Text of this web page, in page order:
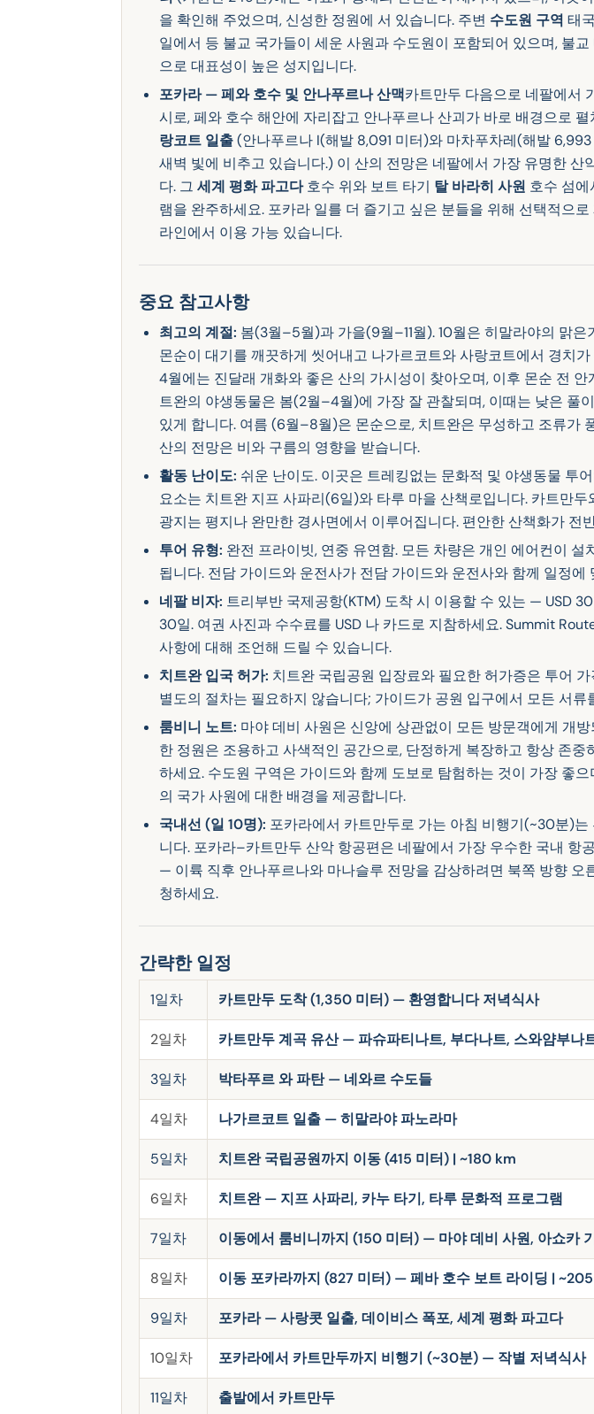
을 확인해 주었으며, 신성한 정원에 서 있습니다. 주변 수도원 구역 태
일에서 등 불교 국가들이 세운 사원과 수도원이 포함되어 있으며, 불
으로 대표성이 높은 성지입니다.
포카라 — 페와 호수 및 안나푸르나 산맥카트만두 다음으로 네팔에서
시로, 페와 호수 해안에 자리잡고 안나푸르나 산괴가 바로 배경으로 펼
랑코트 일출(안나푸르나 I(해발 8,091 미터)와 마차푸차레(해발
새벽 빛에 비추고 있습니다.) 이 산의 전망은 네팔에서 가장 유명한 산
다. 그 세계 평화 파고다호수 위와 보트 타기 탈 바라히 사원 호수 섬
램을 완주하세요. 포카라 일를 더 즐기고 싶은 분들을 위해 선택적으
라인에서 이용 가능 있습니다.
중요 참고사항
최고의 계절: 봄(3월–5월)과 가을(9월–11월). 10월은 히말라야의 맑은
몬순이 대기를 깨끗하게 씻어내고 나가르코트와 사랑코트에서 경치
4월에는 진달래 개화와 좋은 산의 가시성이 찾아오며, 이후 몬순 전 안
트완의 야생동물은 봄(2월–4월)에 가장 잘 관찰되며, 이때는 낮은 풀
있게 합니다. 여름 (6월–8월)은 몬순으로, 치트완은 무성하고 조류가
산의 전망은 비와 구름의 영향을 받습니다.
활동 난이도: 쉬운 난이도. 이곳은 트레킹없는 문화적 및 야생동물 투
요소는 치트완 지프 사파리(6일)와 타루 마을 산책로입니다. 카트만두
광지는 평지나 완만한 경사면에서 이루어집니다. 편안한 산책화가 전
투어 유형: 완전 프라이빗, 연중 유연함. 모든 차량은 개인 에어컨이 설
됩니다. 전담 가이드와 운전사가 전담 가이드와 운전사와 함께 일정에
네팔 비자: 트리부반 국제공항(KTM) 도착 시 이용할 수 있는 — USD
30일. 여권 사진과 수수료를 USD 나 카드로 지참하세요. Summit
사항에 대해 조언해 드릴 수 있습니다.
치트완 입국 허가: 치트완 국립공원 입장료와 필요한 허가증은 투어
별도의 절차는 필요하지 않습니다; 가이드가 공원 입구에서 모든 서류
룸비니 노트: 마야 데비 사원은 신앙에 상관없이 모든 방문객에게 개
한 정원은 조용하고 사색적인 공간으로, 단정하게 복장하고 항상 존중
하세요. 수도원 구역은 가이드와 함께 도보로 탐험하는 것이 가장 좋
의 국가 사원에 대한 배경을 제공합니다.
국내선 (일 10명): 포카라에서 카트만두로 가는 아침 비행기(~30분)는
니다. 포카라–카트만두 산악 항공편은 네팔에서 가장 우수한 국내 항
— 이륙 직후 안나푸르나와 마나슬루 전망을 감상하려면 북쪽 방향 오
청하세요.
간략한 일정
1일차 카트만두 도착 (1,350 미터) — 환영합니다 저녁식사
2일차 카트만두 계곡 유산 — 파슈파티나트, 부다나트, 스와얌부나
3일차 박타푸르 와 파탄 — 네와르 수도들
4일차 나가르코트 일출 — 히말라야 파노라마
5일차 치트완 국립공원까지 이동 (415 미터) | ~180 km
6일차 치트완 — 지프 사파리, 카누 타기, 타루 문화적 프로그램
7일차 이동에서 룸비니까지 (150 미터) — 마야 데비 사원, 아쇼카
8일차 이동 포카라까지 (827 미터) — 페바 호수 보트 라이딩 |
9일차 포카라 — 사랑콧 일출, 데이비스 폭포, 세계 평화 파고다
10일차 포카라에서 카트만두까지 비행기 (~30분) — 작별 저녁식사
11일차 출발에서 카트만두
네팔 • 유산
문화와 전통 여정